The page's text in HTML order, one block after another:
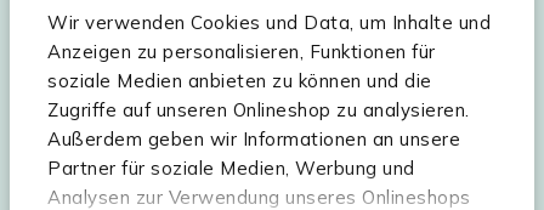
Wir verwenden Cookies und Data, um Inhalte und
Anzeigen zu personalisieren, Funktionen für
soziale Medien anbieten zu können und die
Zugriffe auf unseren Onlineshop zu analysieren.
Außerdem geben wir Informationen an unsere
Partner für soziale Medien, Werbung und
Analysen zur Verwendung unseres Onlineshops
möglich.
Teilnahmebedingungen Gutscheinaktion lesen.
Hilfe & Service
Sortiment